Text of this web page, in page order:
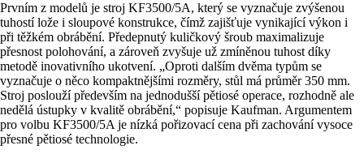
Prvním z modelů je stroj KF3500/5A, který se vyznačuje zvýšenou
tuhostí lože i sloupové konstrukce, čímž zajišťuje vynikající výkon i
při těžkém obrábění. Předepnutý kuličkový šroub maximalizuje
přesnost polohování, a zároveň zvyšuje už zmíněnou tuhost díky
metodě inovativního ukotvení. „Oproti dalším dvěma typům se
vyznačuje o něco kompaktnějšími rozměry, stůl má průměr 350 mm.
Stroj poslouží především na jednodušší pětiosé operace, rozhodně ale
nedělá ústupky v kvalitě obrábění,“ popisuje Kaufman. Argumentem
pro volbu KF3500/5A je nízká pořizovací cena při zachování vysoce
přesné pětiosé technologie.